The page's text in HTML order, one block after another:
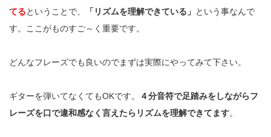
てるということで、 「リズムを理解できている」 という事なんで
す。ここがものすご～く重要です。
どんなフレーズでも良いのでまずは実際にやってみて下さい。
ギターを弾いてなくてもOKです。
４分音符で足踏みをしながらフ
レーズを口で違和感なく言えたらリズムを理解できてます。